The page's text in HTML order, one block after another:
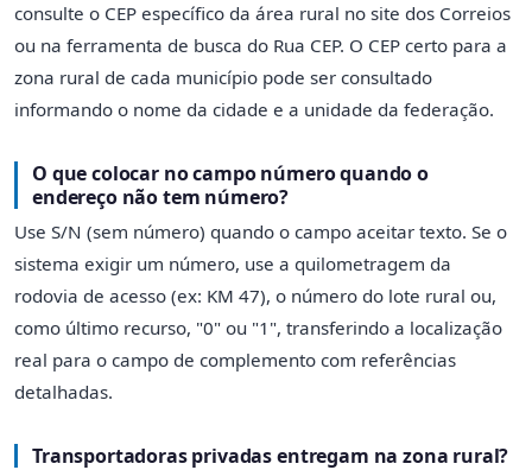
consulte o CEP específico da área rural no site dos Correios
ou na ferramenta de busca do Rua CEP. O CEP certo para a
zona rural de cada município pode ser consultado
informando o nome da cidade e a unidade da federação.
O que colocar no campo número quando o
endereço não tem número?
Use S/N (sem número) quando o campo aceitar texto. Se o
sistema exigir um número, use a quilometragem da
rodovia de acesso (ex: KM 47), o número do lote rural ou,
como último recurso, "0" ou "1", transferindo a localização
real para o campo de complemento com referências
detalhadas.
Transportadoras privadas entregam na zona rural?